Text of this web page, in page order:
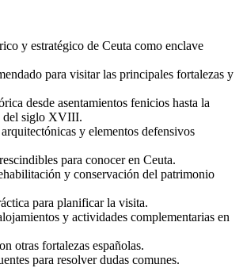
y estratégico de Ceuta como enclave
para visitar las principales fortalezas y
desde asentamientos fenicios hasta la
del siglo XVIII.
y elementos defensivos
para conocer en Ceuta.
y conservación del patrimonio
para planificar la visita.
y actividades complementarias en
otras fortalezas españolas.
para resolver dudas comunes.